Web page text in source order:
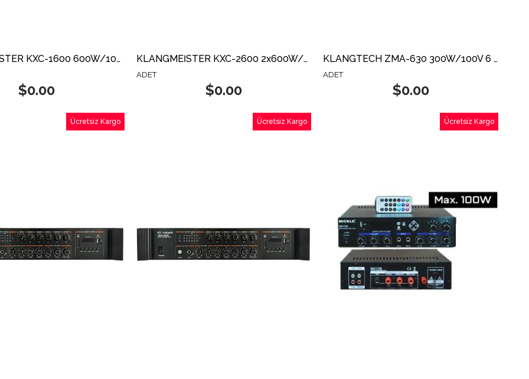
KLANGMEİSTER KXC-1600 600W/100V POWER AMFİ
$0.00
KLANGMEİSTER KXC-2600 2x600W/100V POWER AMFİ
ADET
$0.00
KLANGTECH ZMA-630 300W/100V 6 BÖLGE AMFİ
ADET
$0.00
Ücretsiz Kargo Ücretsiz Kargo Ücretsiz Kargo